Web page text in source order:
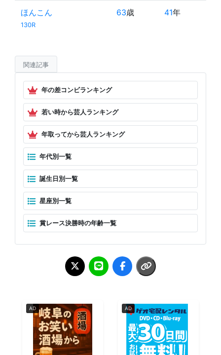
ほんこん
130R
63歳 41年
関連記事
年の差コンビランキング
若い時から芸人ランキング
年取ってから芸人ランキング
年代別一覧
誕生日別一覧
星座別一覧
賞レース決勝時の年齢一覧
AD AD